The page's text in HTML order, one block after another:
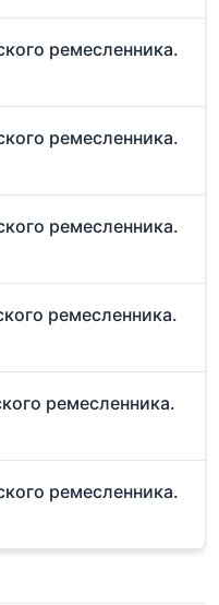
ремесленника.
ремесленника.
ремесленника.
ремесленника.
ремесленника.
ремесленника.